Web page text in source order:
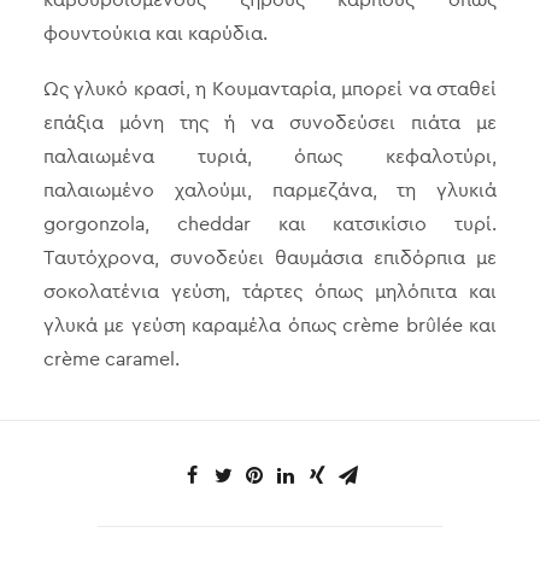
φουντούκια και καρύδια.
Ως γλυκό κρασί, η Κουμανταρία, μπορεί να σταθεί
επάξια μόνη της ή να συνοδεύσει πιάτα με
παλαιωμένα τυριά, όπως κεφαλοτύρι,
παλαιωμένο χαλούμι, παρμεζάνα, τη γλυκιά
gorgonzola, cheddar και κατσικίσιο τυρί.
Ταυτόχρονα, συνοδεύει θαυμάσια επιδόρπια με
σοκολατένια γεύση, τάρτες όπως μηλόπιτα και
γλυκά με γεύση καραμέλα όπως crème brûlée και
crème caramel.